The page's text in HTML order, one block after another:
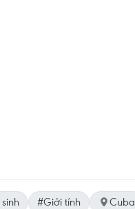
#Giới tính Cuba